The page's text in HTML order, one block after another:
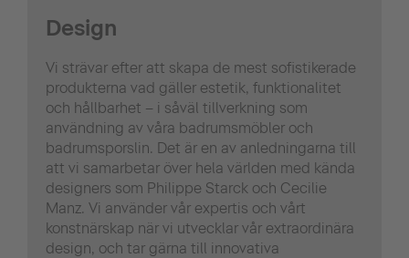
Design
Vi strävar efter att skapa de mest sofistikerade
produkterna vad gäller estetik, funktionalitet
och hållbarhet – i såväl tillverkning som
användning av våra badrumsmöbler och
badrumsporslin. Det är en av anledningarna till
att vi samarbetar över hela världen med kända
designers som Philippe Starck och Cecilie
Manz. Vi använder vår expertis och vårt
konstnärskap när vi utvecklar vår extraordinära
design, och tar gärna till innovativa